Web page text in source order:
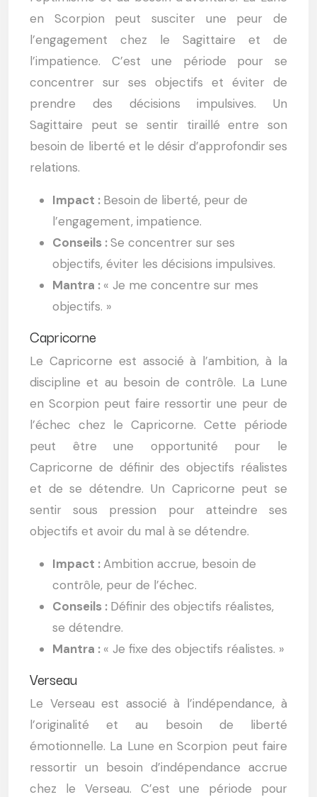
en Scorpion peut susciter une peur de
l’engagement chez le Sagittaire et de
l’impatience. C’est une période pour se
concentrer sur ses objectifs et éviter de
prendre des décisions impulsives. Un
Sagittaire peut se sentir tiraillé entre son
besoin de liberté et le désir d’approfondir ses
relations.
Impact : Besoin de liberté, peur de
l’engagement, impatience.
Conseils :Se concentrer sur ses
objectifs, éviter les décisions impulsives.
Mantra : « Je me concentre sur mes
objectifs. »
Capricorne
Le Capricorne est associé à l’ambition, à la
discipline et au besoin de contrôle. La Lune
en Scorpion peut faire ressortir une peur de
l’échec chez le Capricorne. Cette période
peut être une opportunité pour le
Capricorne de définir des objectifs réalistes
et de se détendre. Un Capricorne peut se
sentir sous pression pour atteindre ses
objectifs et avoir du mal à se détendre.
Impact :Ambition accrue, besoin de
contrôle, peur de l’échec.
Conseils : Définir des objectifs réalistes,
se détendre.
Mantra : « Je fixe des objectifs réalistes. »
Verseau
Le Verseau est associé à l’indépendance, à
l’originalité et au besoin de liberté
émotionnelle. La Lune en Scorpion peut faire
ressortir un besoin d’indépendance accrue
chez le Verseau. C’est une période pour